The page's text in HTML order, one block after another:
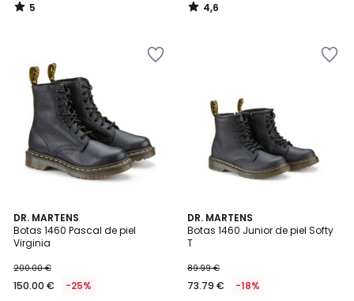
5
/
4,6
/
DR. MARTENS
Botas 1460 Pascal de piel
Virginia
200.00 €
150.00 € -25%
4,7
/ 5
DR. MARTENS
Botas 1460 Junior de piel Softy
T
89.99 €
73.79 € -18%
4,4
/ 5